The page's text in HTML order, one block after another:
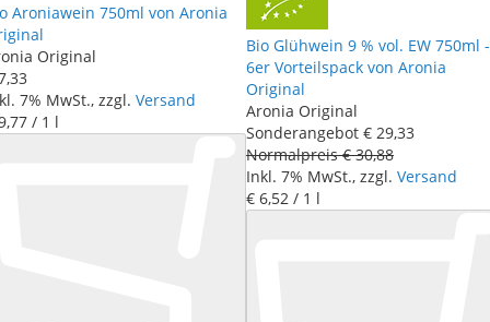
Aroniawein 750ml von Aronia
Original
,33
7% MwSt., zzgl. Versand
,77 / 1 l
Bio Glühwein 9 % vol. EW 750ml -
6er Vorteilspack von Aronia
Original
Aronia Original
Sonderangebot € 29,33
Normalpreis € 30,88
Inkl. 7% MwSt., zzgl. Versand
€ 6,52 / 1 l